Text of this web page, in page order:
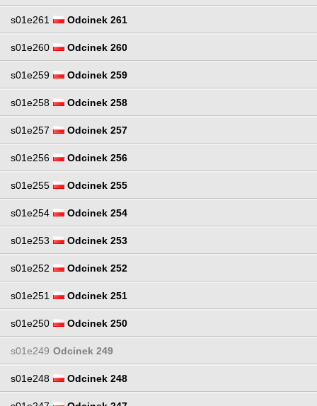
s01e261 Odcinek 261
s01e260 Odcinek 260
s01e259 Odcinek 259
s01e258 Odcinek 258
s01e257 Odcinek 257
s01e256 Odcinek 256
s01e255 Odcinek 255
s01e254 Odcinek 254
s01e253 Odcinek 253
s01e252 Odcinek 252
s01e251 Odcinek 251
s01e250 Odcinek 250
s01e249 Odcinek 249
s01e248 Odcinek 248